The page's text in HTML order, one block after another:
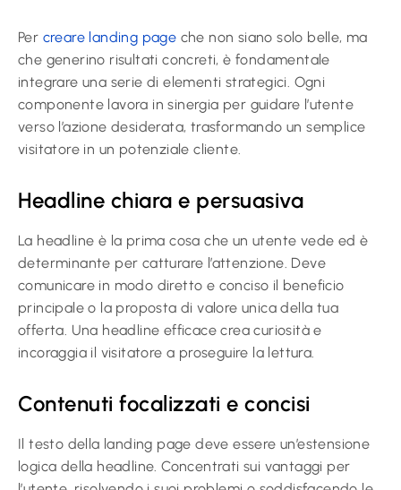
Per creare landing page che non siano solo belle, ma
che generino risultati concreti, è fondamentale
integrare una serie di elementi strategici. Ogni
componente lavora in sinergia per guidare l’utente
verso l’azione desiderata, trasformando un semplice
visitatore in un potenziale cliente.
Headline chiara e persuasiva
La headline è la prima cosa che un utente vede ed è
determinante per catturare l’attenzione. Deve
comunicare in modo diretto e conciso il beneficio
principale o la proposta di valore unica della tua
offerta. Una headline efficace crea curiosità e
incoraggia il visitatore a proseguire la lettura.
Contenuti focalizzati e concisi
Il testo della landing page deve essere un’estensione
logica della headline. Concentrati sui vantaggi per